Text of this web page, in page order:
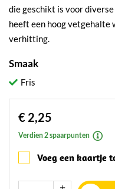
die geschikt is voor
heeft een hoog vetgehalte
verhitting.
Smaak
Fris
€ 2,25
Verdien 2 spaarpunten
Voeg een kaartje